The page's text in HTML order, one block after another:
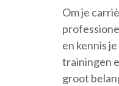
Om je
en kennis
trainingen
groot